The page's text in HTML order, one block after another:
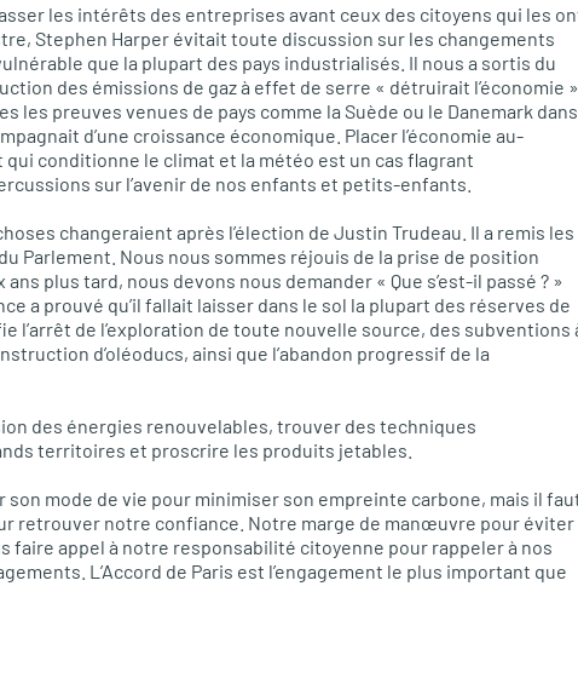
les intérêts des entreprises avant ceux des citoyens qui les
Stephen Harper évitait toute discussion sur les changements
que la plupart des pays industrialisés. Il nous a sortis du
des émissions de gaz à effet de serre « détruirait l’économie ».
les preuves venues de pays comme la Suède ou le Danemark dans
d’une croissance économique. Placer l’économie au-
qui conditionne le climat et la météo est un cas flagrant
sur l’avenir de nos enfants et petits-enfants.
changeraient après l’élection de Justin Trudeau. Il a remis les
Parlement. Nous nous sommes réjouis de la prise de position
plus tard, nous devons nous demander « Que s’est-il passé ? »
a prouvé qu’il fallait laisser dans le sol la plupart des réserves de
l’arrêt de l’exploration de toute nouvelle source, des subventions
d’oléoducs, ainsi que l’abandon progressif de la
des énergies renouvelables, trouver des techniques
territoires et proscrire les produits jetables.
son mode de vie pour minimiser son empreinte carbone, mais il
retrouver notre confiance. Notre marge de manœuvre pour éviter
faire appel à notre responsabilité citoyenne pour rappeler à nos
L’Accord de Paris est l’engagement le plus important que